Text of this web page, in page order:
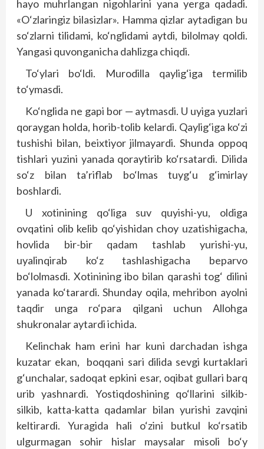
hayo muhrlangan nigohlarini yana yerga qadadi.
«O‘zlaringiz bilasizlar». Hamma qizlar aytadigan bu
so‘zlarni tilidami, ko‘nglidami aytdi, bilolmay qoldi.
Yangasi quvonganicha dahlizga chiqdi.
To‘ylari bo‘ldi. Murodilla qaylig‘iga termilib
to‘ymasdi.
Ko‘nglida ne gapi bor — aytmasdi. U uyiga yuzlari
qoraygan holda, horib-tolib kelardi. Qaylig‘iga ko‘zi
tushishi bilan, beixtiyor jilmayardi. Shunda oppoq
tishlari yuzini yanada qoraytirib ko‘rsatardi. Dilida
so‘z bilan ta’riflab bo‘lmas tuyg‘u g‘imirlay
boshlardi.
U xotinining qo‘liga suv quyishi-yu, oldiga
ovqatini olib kelib qo‘yishidan choy uzatishigacha,
hovlida bir-bir qadam tashlab yurishi-yu,
uyalinqirab ko‘z tashlashigacha beparvo
bo‘lolmasdi. Xotinining ibo bilan qarashi tog‘ dilini
yanada ko‘tarardi. Shunday oqila, mehribon ayolni
taqdir unga ro‘para qilgani uchun Allohga
shukronalar aytardi ichida.
Kelinchak ham erini har kuni darchadan ishga
kuzatar ekan, boqqani sari dilida sevgi kurtaklari
g‘unchalar, sadoqat epkini esar, oqibat gullari barq
urib yashnardi. Yostiqdoshining qo‘llarini silkib-
silkib, katta-katta qadamlar bilan yurishi zavqini
keltirardi. Yuragida hali o‘zini butkul ko‘rsatib
ulgurmagan sohir hislar maysalar misoli bo‘y